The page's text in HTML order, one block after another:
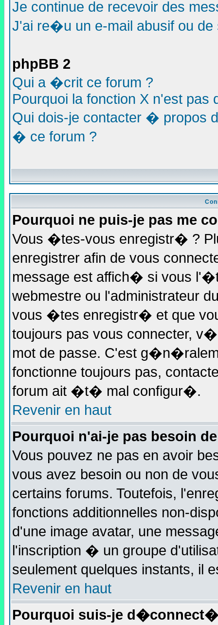
Je continue de recevoir des
J'ai re�u un e-mail abusif ou de
phpBB 2
Qui a �crit ce forum ?
Pourquoi la fonction X n'est pas
Qui dois-je contacter � propos
� ce forum ?
Pourquoi ne puis-je pas me
Vous �tes-vous enregistr� ?
enregistrer afin de vous
message est affich� si vous
webmestre ou l'administrateur
vous �tes enregistr� et que
toujours pas vous connecter,
mot de passe. C'est
fonctionne toujours pas,
forum ait �t� mal configur�.
Revenir en haut
Pourquoi n'ai-je pas besoin
Vous pouvez ne pas en avoir
vous avez besoin ou non de
certains forums. Toutefois,
fonctions additionnelles non-
d'une image avatar, une
l'inscription � un groupe
seulement quelques instants, il
Revenir en haut
Pourquoi suis-je